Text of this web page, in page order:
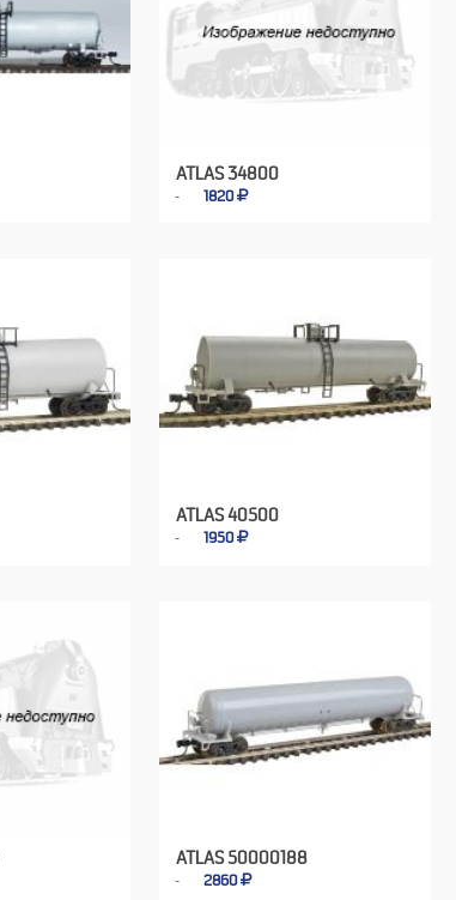
ATLAS 34800
1820
ATLAS 40500
1950
ATLAS 50000188
2860